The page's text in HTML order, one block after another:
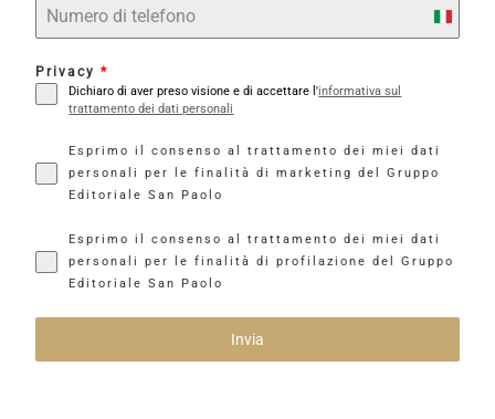
I
+
3
Privacy*
Dichiaro di aver preso visione e di accettare l'informativa sul
trattamento dei dati personali
Esprimo il consenso al trattamento dei miei dati
personali per le finalità di marketing del Gruppo
Editoriale San Paolo
Esprimo il consenso al trattamento dei miei dati
personali per le finalità di profilazione del Gruppo
Editoriale San Paolo
Invia